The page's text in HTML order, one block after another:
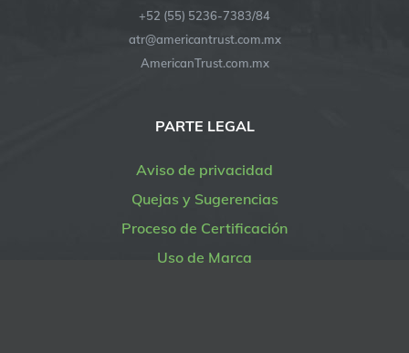
+52 (55) 5236-7383/84
atr@americantrust.com.mx
AmericanTrust.com.mx
PARTE LEGAL
Aviso de privacidad
Quejas y Sugerencias
Proceso de Certificación
Uso de Marca